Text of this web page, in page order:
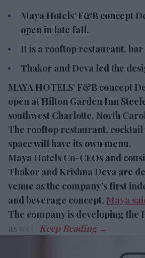
It is a rooftop restaurant, bar
Thakor and Deva led the
MAYA HOTELS’ F&B concept
open at Hilton Garden Inn Steele
The rooftop restaurant, cocktail
space will have its own menu.
Maya Hotels Co-CEOs and
and Krishna Deva are
company’s first independent
concept,Maya said in a
developing the HGI Steele